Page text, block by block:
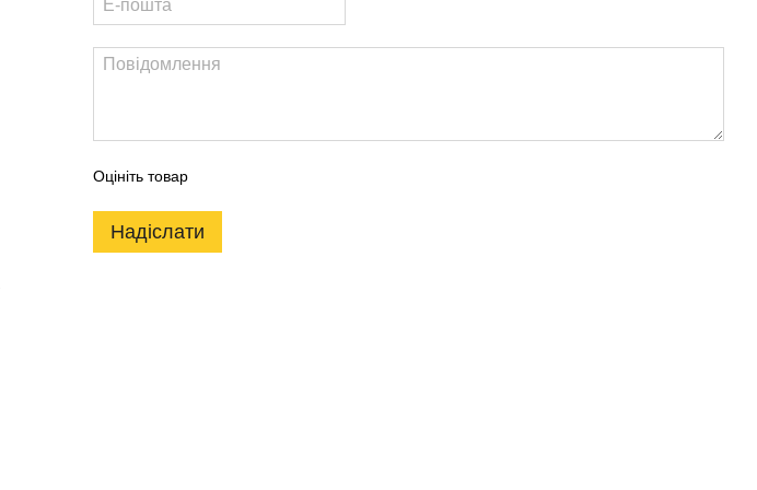
Оцініть товар
Надіслати